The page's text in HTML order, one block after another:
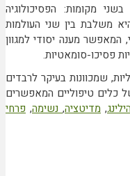
מקומות: הפסיכולוגיה
משלבת בין שני העולמות
המאפשר מענה יסודי למגוון
פסיכו-סומאטיות.
שמכוונות בעיקר לרבדים
כלים טיפוליים המאפשרים
הילינג, מדיטציה, נשימה, פרחי